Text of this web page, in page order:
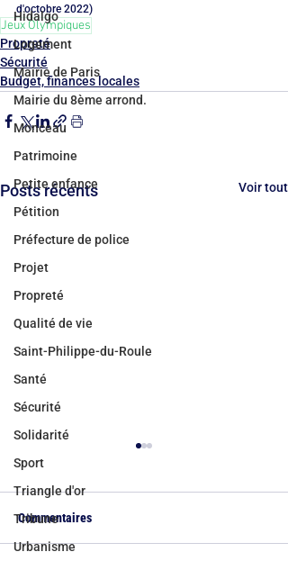
Hidalgo
Logement
Mairie de Paris
Mairie du 8ème arrond.
Monceau
Patrimoine
Petite enfance
Pétition
Préfecture de police
Projet
Propreté
Qualité de vie
Saint-Philippe-du-Roule
Santé
Sécurité
Solidarité
Sport
Triangle d'or
Tribune
Urbanisme
d'octobre 2022)
Jeux Olympiques
Propreté
Sécurité
Budget, finances locales
Posts récents Voir tout
Commentaires